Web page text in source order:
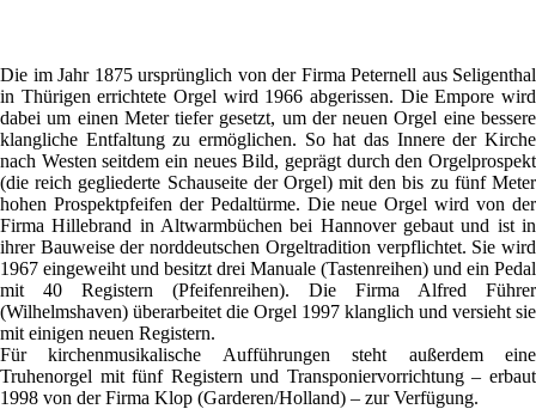
Die im Jahr 1875 ursprünglich von der Firma Peternell aus Seligenthal
in Thürigen errichtete Orgel wird 1966 abgerissen. Die Empore wird
dabei um einen Meter tiefer gesetzt, um der neuen Orgel eine bessere
klangliche Entfaltung zu ermöglichen. So hat das Innere der Kirche
nach Westen seitdem ein neues Bild, geprägt durch den Orgelprospekt
(die reich gegliederte Schauseite der Orgel) mit den bis zu fünf Meter
hohen Prospektpfeifen der Pedaltürme. Die neue Orgel wird von der
Firma Hillebrand in Altwarmbüchen bei Hannover gebaut und ist in
ihrer Bauweise der norddeutschen Orgeltradition verpflichtet. Sie wird
1967 eingeweiht und besitzt drei Manuale (Tastenreihen) und ein Pedal
mit 40 Registern (Pfeifenreihen). Die Firma Alfred Führer
(Wilhelmshaven) überarbeitet die Orgel 1997 klanglich und versieht sie
mit einigen neuen Registern.
Für kirchenmusikalische Aufführungen steht außerdem eine
Truhenorgel mit fünf Registern und Transponiervorrichtung – erbaut
1998 von der Firma Klop (Garderen/Holland) – zur Verfügung.